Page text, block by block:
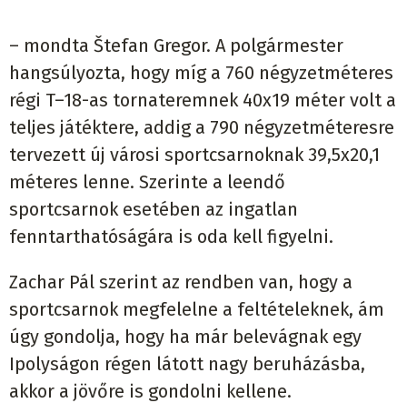
– mondta Štefan Gregor. A polgármester
hangsúlyozta, hogy míg a 760 négyzetméteres
régi T–18-as tornateremnek 40x19 méter volt a
teljes játéktere, addig a 790 négyzetméteresre
tervezett új városi sportcsarnoknak 39,5x20,1
méteres lenne. Szerinte a leendő
sportcsarnok esetében az ingatlan
fenntarthatóságára is oda kell figyelni.
Zachar Pál szerint az rendben van, hogy a
sportcsarnok megfelelne a feltételeknek, ám
úgy gondolja, hogy ha már belevágnak egy
Ipolyságon régen látott nagy beruházásba,
akkor a jövőre is gondolni kellene.